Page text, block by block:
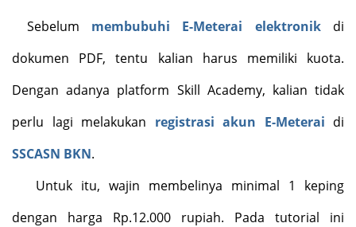
Sebelum membubuhi E-Meterai elektronikdi
dokumen PDF, tentu kalian harus memiliki kuota.
Dengan adanya platform Skill Academy, kalian tidak
perlu lagi melakukan registrasi akun E-Meterai di
SSCASN BKN.
Untuk itu, wajin membelinya minimal 1 keping
dengan harga Rp.12.000 rupiah. Pada tutorial ini